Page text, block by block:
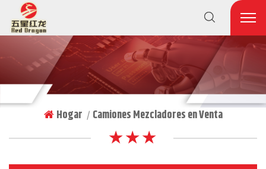
Hogar | Camiones Mezcladores en Venta
★ ★ ★